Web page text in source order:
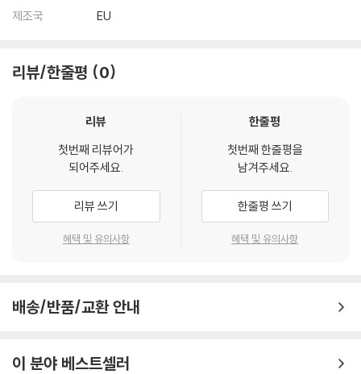
등이 발생할 수 있습니다.
1) 불량으로 인한 반품/교환 요청 시에는 불량 확인을 위해 개봉 시의 동영
관련 사진과 동영상 및 재생 기기 모델명을 첨부하여 첨부하여 고객센터에
문의 바랍니다.
2) LP는 잦은 배송 과정에서 재킷에 손상이 발생할 가능성이 높고 재판매
제조국
EU
리뷰/한줄평 0
리뷰
첫번째 리뷰어가
되어주세요.
리뷰 쓰기
혜택 및 유의사항
한줄평
첫번째 한줄평을
남겨주세요.
한줄평 쓰기
혜택 및 유의사항
배송/반품/교환 안내
이 분야 베스트셀러